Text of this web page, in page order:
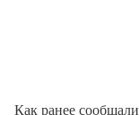
Как ранее